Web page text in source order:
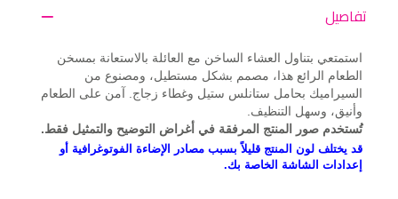
تفاصيل
استمتعي بتناول العشاء الساخن مع العائلة بالاستعانة بمسخن
الطعام الرائع هذا، مصمم بشكل مستطيل، ومصنوع من
السيراميك بحامل ستانلس ستيل وغطاء زجاج. آمن على الطعام
وأنيق، وسهل التنظيف.
تُستخدم صور المنتج المرفقة في أغراض التوضيح والتمثيل فقط.
قد يختلف لون المنتج قليلاً بسبب مصادر الإضاءة الفوتوغرافية أو
إعدادات الشاشة الخاصة بك.